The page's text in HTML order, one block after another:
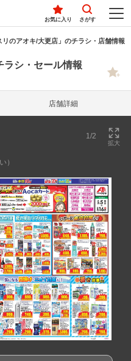
お気に入り さがす
リのアオキ/大更店」のチラシ・店舗情報
ラシ・セール情報
店舗詳細
1/2
拡大
）